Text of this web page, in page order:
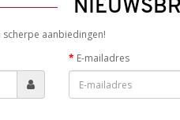
aanbiedingen!
E-mailadres